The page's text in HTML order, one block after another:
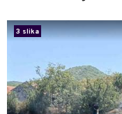
3 slika